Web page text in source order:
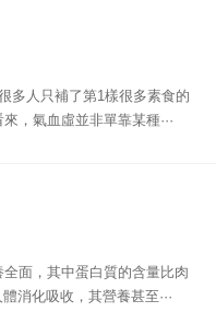
多人只補了第1樣很多素食的
，氣血虛並非單靠某種···
面，其中蛋白質的含量比肉
消化吸收，其營養甚至···